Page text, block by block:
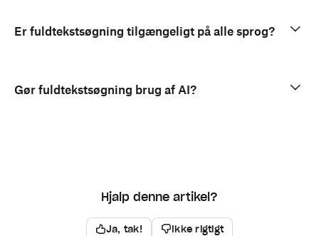
Er fuldtekstsøgning tilgængeligt på alle sprog?
Gør fuldtekstsøgning brug af AI?
Hjalp denne artikel?
Ja, tak! Ikke rigtigt